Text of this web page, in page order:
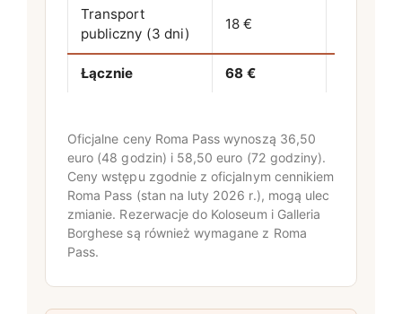
Transport
publiczny (3 dni)
18 €
Łącznie 68 €
Oficjalne ceny Roma Pass wynoszą 36,50
euro (48 godzin) i 58,50 euro (72 godziny).
Ceny wstępu zgodnie z oficjalnym cennikiem
Roma Pass (stan na luty 2026 r.), mogą ulec
zmianie. Rezerwacje do Koloseum i Galleria
Borghese są również wymagane z Roma
Pass.